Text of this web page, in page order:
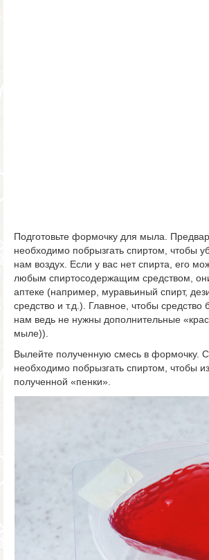
Подготовьте формочку для мыла.
необходимо побрызгать спиртом, чтобы
нам воздух. Если у вас нет спирта, его
любым спиртосодержащим средством,
аптеке (например, муравьиный спирт,
средство и т.д.). Главное, чтобы средство
нам ведь не нужны дополнительные
мыле)).
Вылейте полученную смесь в формочку.
необходимо побрызгать спиртом, чтобы
полученной «пенки».